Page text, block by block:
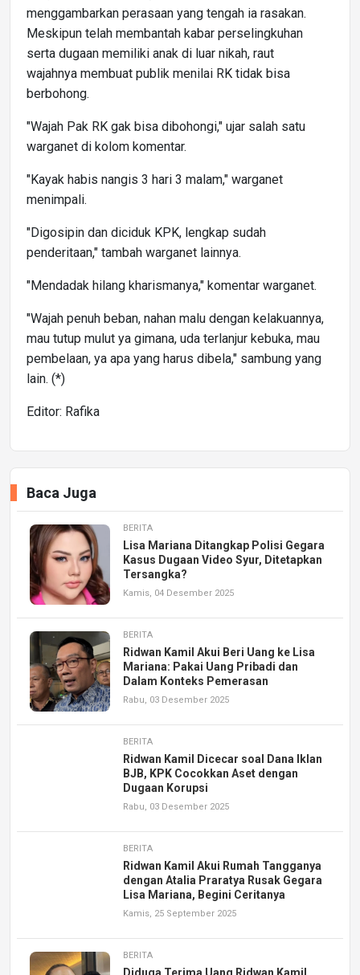
menggambarkan perasaan yang tengah ia rasakan.
Meskipun telah membantah kabar perselingkuhan
serta dugaan memiliki anak di luar nikah, raut
wajahnya membuat publik menilai RK tidak bisa
berbohong.
"Wajah Pak RK gak bisa dibohongi," ujar salah satu
warganet di kolom komentar.
"Kayak habis nangis 3 hari 3 malam," warganet
menimpali.
"Digosipin dan diciduk KPK, lengkap sudah
penderitaan," tambah warganet lainnya.
"Mendadak hilang kharismanya," komentar warganet.
"Wajah penuh beban, nahan malu dengan kelakuannya,
mau tutup mulut ya gimana, uda terlanjur kebuka, mau
pembelaan, ya apa yang harus dibela," sambung yang
lain. (*)
Editor: Rafika
Baca Juga
BERITA
Lisa Mariana Ditangkap Polisi Gegara
Kasus Dugaan Video Syur, Ditetapkan
Tersangka?
Kamis, 04 Desember 2025
BERITA
Ridwan Kamil Akui Beri Uang ke Lisa
Mariana: Pakai Uang Pribadi dan
Dalam Konteks Pemerasan
Rabu, 03 Desember 2025
BERITA
Ridwan Kamil Dicecar soal Dana Iklan
BJB, KPK Cocokkan Aset dengan
Dugaan Korupsi
Rabu, 03 Desember 2025
BERITA
Ridwan Kamil Akui Rumah Tangganya
dengan Atalia Praratya Rusak Gegara
Lisa Mariana, Begini Ceritanya
Kamis, 25 September 2025
BERITA
Diduga Terima Uang Ridwan Kamil,